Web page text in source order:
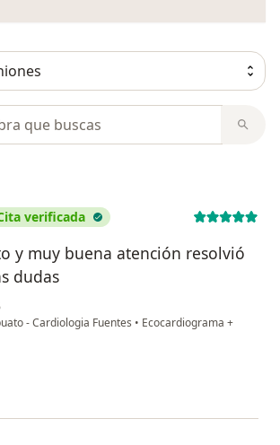
verificada
y muy buena atención resolvió
dudas
- Cardiologia Fuentes • Ecocardiograma +
Gabriela